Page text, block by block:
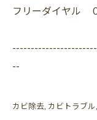
フリーダイヤル
--
カビ除去 カビトラブル